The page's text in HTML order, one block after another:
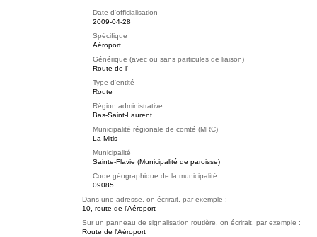
Date d'officialisation
2009-04-28
Spécifique
Aéroport
Générique (avec ou sans particules de liaison)
Route de l'
Type d'entité
Route
Région administrative
Bas-Saint-Laurent
Municipalité régionale de comté (MRC)
La Mitis
Municipalité
Sainte-Flavie (Municipalité de paroisse)
Code géographique de la municipalité
09085
Dans une adresse, on écrirait, par exemple :
10, route de l'Aéroport
Sur un panneau de signalisation routière, on écrirait, par exemple :
Route de l'Aéroport